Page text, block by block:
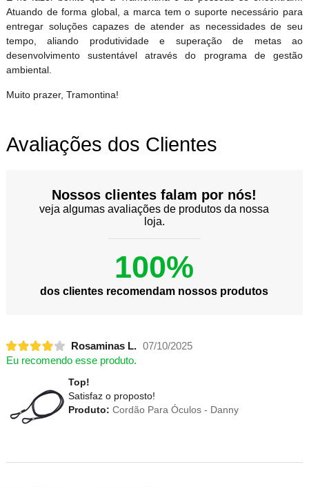
Atuando de forma global, a marca tem o suporte necessário para
entregar soluções capazes de atender as necessidades de seu
tempo, aliando produtividade e superação de metas ao
desenvolvimento sustentável através do programa de gestão
ambiental.
Muito prazer, Tramontina!
Avaliações dos Clientes
Nossos clientes falam por nós!
veja algumas avaliações de produtos da nossa
loja.
100%
dos clientes recomendam nossos produtos
Rosaminas L. 07/10/2025
Eu recomendo esse produto.
Top!
Satisfaz o proposto!
Produto: Cordão Para Óculos - Danny